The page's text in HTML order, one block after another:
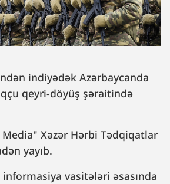
indiyədək Azərbaycanda
qeyri-döyüş şəraitində
Media" Xəzər Hərbi Tədqiqatlar
yayıb.
vasitələri əsasında